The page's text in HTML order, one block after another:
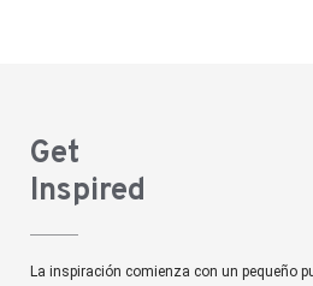
Get
Inspired
La inspiración comienza con un pequeño